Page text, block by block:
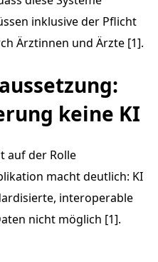
inklusive der Pflicht
Ärztinnen und Ärzte [1].
keine KI
auf der Rolle
macht deutlich: KI
interoperable
nicht möglich [1].